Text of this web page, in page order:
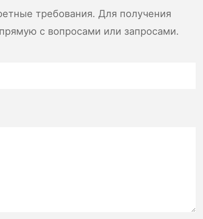
во время тренировок. Рассказывая о таких
поддерживает ваши цели обучения.
и благополучие. Итак, потратьте время, чтобы
требования. Для получения
с вопросами или запросами.